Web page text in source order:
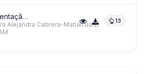
Laura Hamon
Insights Team
Slide de apresentação 2 13
Alejandra Cabrera-Matlalcuatzi